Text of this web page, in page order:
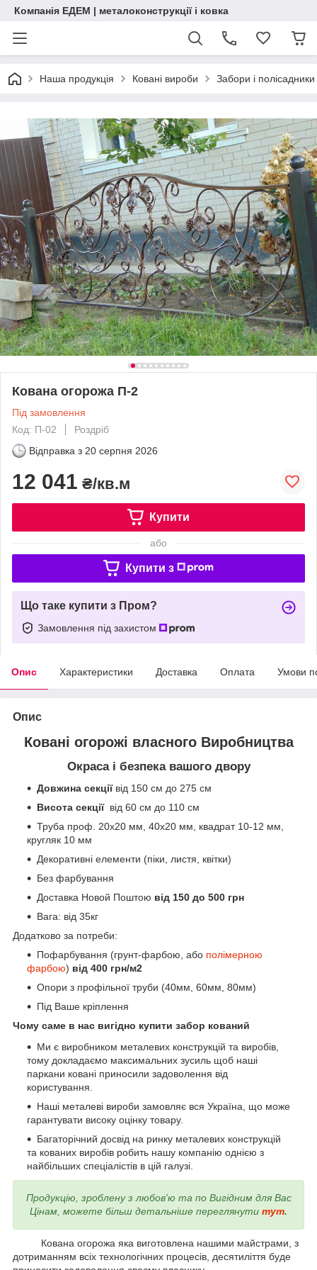
Компанія ЕДЕМ | металоконструкції і ковка
Наша продукція Ковані вироби Забори і полісадники
Кована огорожа П-2
Під замовлення
Код: П-02
Роздріб
Відправка з 20 серпня 2026
12 041 ₴/кв.м
Купити
або
Купити з
Що таке купити з Пром?
Замовлення під захистом
Опис Характеристики Доставка Оплата Умови
Опис
Ковані огорожі власного Виробництва
Окраса і безпека вашого двору
Довжина секціївід 150 см до 275 см
Висота секції від 60 см до 110 см
Труба проф. 20х20 мм, 40х20 мм, квадрат 10-12 мм,
кругляк 10 мм
Декоративні елементи (піки, листя, квітки)
Без фарбування
Доставка Новой Поштою від 150 до 500 грн
Вага: від 35кг
Додатково за потреби:
Пофарбування (грунт-фарбою, або полімерною
фарбою) від 400 грн/м2
Опори з профільної труби (40мм, 60мм, 80мм)
Під Ваше кріплення
Чому саме в нас вигідно купити забор кований
Ми є виробником металевих конструкцій та виробів,
тому докладаємо максимальних зусиль щоб наші
паркани ковані приносили задоволення від
користування.
Наші металеві вироби замовляє вся Україна, що може
гарантувати високу оцінку товару.
Багаторічний досвід на ринку металевих конструкцій
та кованих виробів робить нашу компанію однією з
найбільших спеціалістів в цій галузі.
Продукцію, зроблену з любов'ю та по Вигідним для Вас
Цінам, можете більш детальніше переглянути тут.
Кована огорожа яка виготовлена нашими майстрами, з
дотриманням всіх технологічних процесів, десятиліття буде